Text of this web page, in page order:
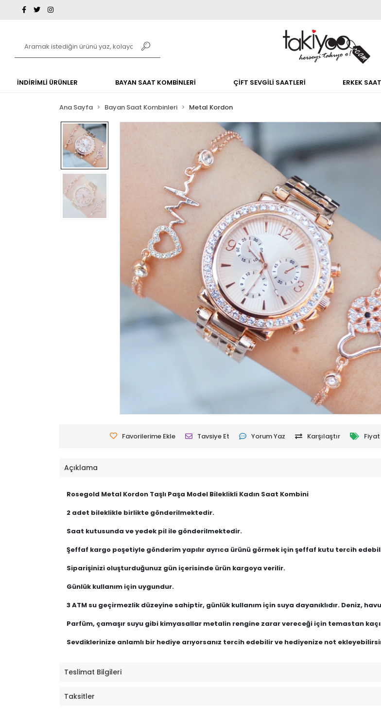
İNDİRİMLİ ÜRÜNLER BAYAN SAAT KOMBİNLERİ ÇİFT SEVGİLİ SAATLERİ ERKEK
Ana Sayfa Bayan Saat Kombinleri Metal Kordon
Favorilerime Ekle Tavsiye Et Yorum Yaz Karşılaştır Fiyat
Açıklama
Rosegold Metal Kordon Taşlı Paşa Model Bileklikli Kadın Saat Kombini
2 adet bileklikle birlikte gönderilmektedir.
Saat kutusunda ve yedek pil ile gönderilmektedir.
Şeffaf kargo poşetiyle gönderim yapılır ayrıca ürünü görmek için şeffaf kutu tercih
Siparişinizi oluşturduğunuz gün içerisinde ürün kargoya verilir.
Günlük kullanım için uygundur.
3 ATM su geçirmezlik düzeyine sahiptir, günlük kullanım için suya dayanıklıdır. Deniz,
Parfüm, çamaşır suyu gibi kimyasallar metalin rengine zarar vereceği için temastan
Sevdiklerinize anlamlı bir hediye arıyorsanız tercih edebilir ve hediyenize not
Teslimat Bilgileri
Taksitler